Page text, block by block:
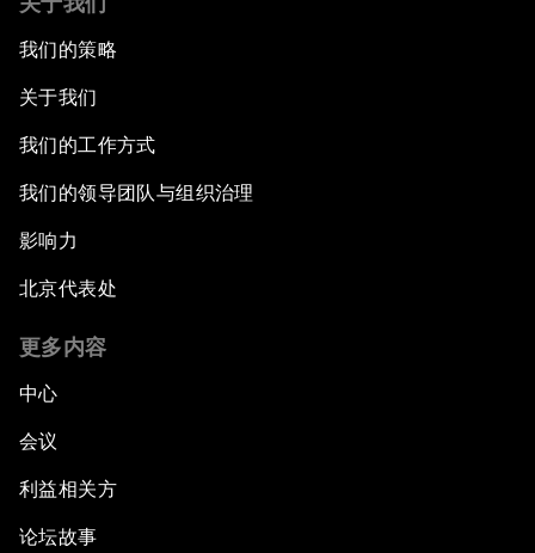
我们的策略
关于我们
我们的工作方式
我们的领导团队与组织治理
影响力
北京代表处
更多内容
中心
会议
利益相关方
论坛故事